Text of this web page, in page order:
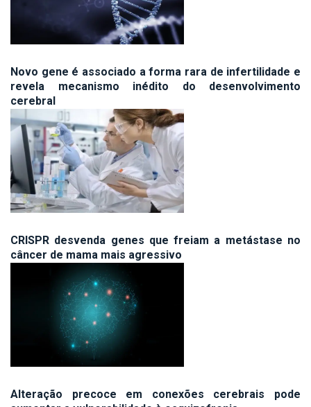
Novo gene é associado a forma rara de infertilidade e
revela mecanismo inédito do desenvolvimento
cerebral
CRISPR desvenda genes que freiam a metástase no
câncer de mama mais agressivo
Alteração precoce em conexões cerebrais pode